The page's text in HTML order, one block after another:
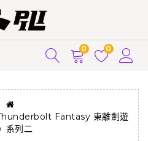
0 0
Thunderbolt Fantasy 東離劍遊
系列二